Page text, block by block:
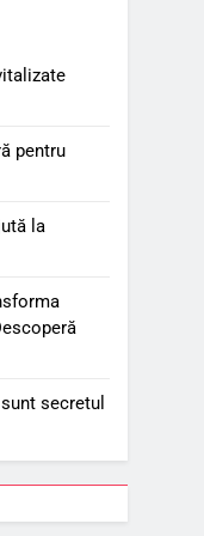
pentru
la
secretul